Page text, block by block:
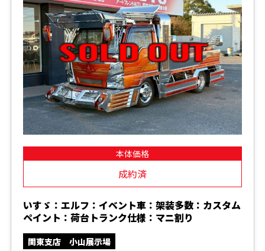
本体価格
成約済
いすゞ：エルフ：イベント車：架装多数：カスタム
ペイント：荷台トランク仕様：マニ割り
関東支店 小山展示場